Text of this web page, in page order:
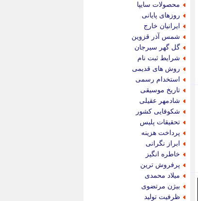
محصولات سایپا
روزهای پایانی
ایرانیان خارج
شمس آذر قزوین
گل گهر سیرجان
شرایط ثبت نام
روش های قدیمی
استخدام رسمی
تاریخ موسیقی
شادمهر عقیلی
شکوفایی کشور
تحقیقات پلیس
پرداخت هزینه
ابراز نگرانی
خاطره انگیز
پرفروش ترین
میلاد محمدی
بیژن مرتضوی
ظرفیت تولید